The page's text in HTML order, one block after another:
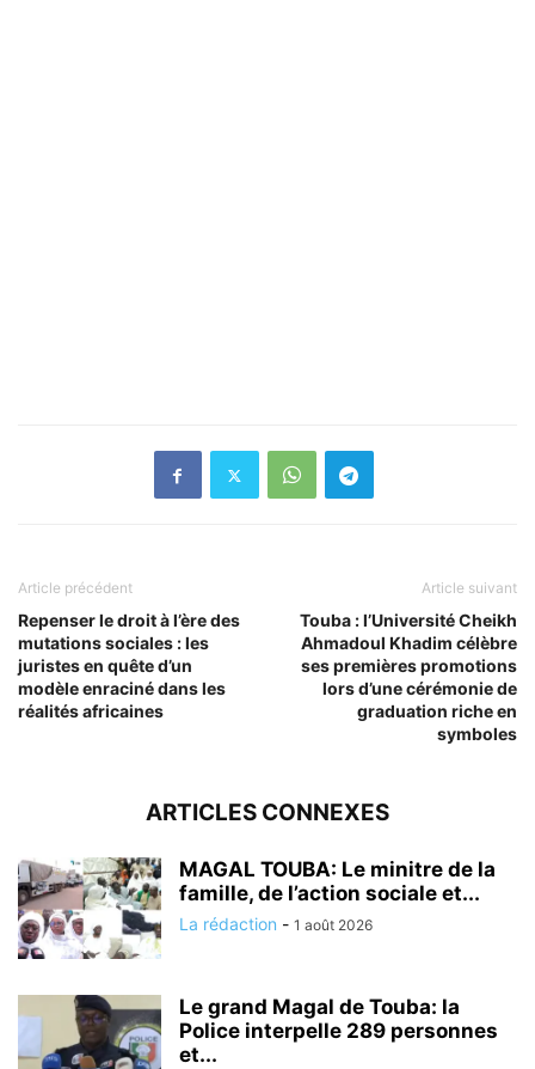
Article précédent
Repenser le droit à l’ère des
mutations sociales : les
juristes en quête d’un
modèle enraciné dans les
réalités africaines
Article suivant
Touba : l’Université Cheikh
Ahmadoul Khadim célèbre
ses premières promotions
lors d’une cérémonie de
graduation riche en
symboles
ARTICLES CONNEXES
MAGAL TOUBA: Le minitre de la
famille, de l’action sociale et...
La rédaction - 1 août 2026
Le grand Magal de Touba: la
Police interpelle 289 personnes
et...